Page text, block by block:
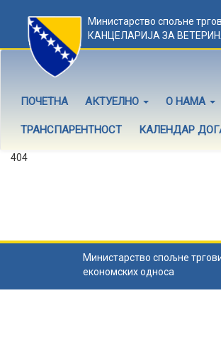
Министарство спољне
КАНЦЕЛАРИЈА ЗА
ПОЧЕТНА АКТУЕЛНО О НАМА
ТРАНСПАРЕНТНОСТ КАЛЕНДАР
404
Министарство спољне
економских односа